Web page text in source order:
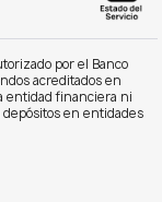
por el Banco
acreditados en
entidad financiera ni
en entidades